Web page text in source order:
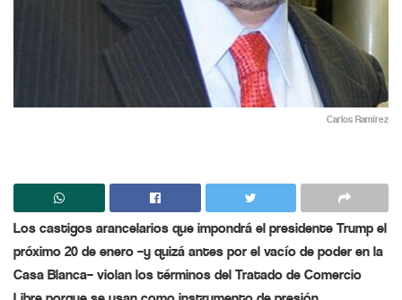
Carlos Ramírez
Los castigos arancelarios que impondrá el presidente Trump el
próximo 20 de enero –y quizá antes por el vacío de poder en la
Casa Blanca– violan los términos del Tratado de Comercio